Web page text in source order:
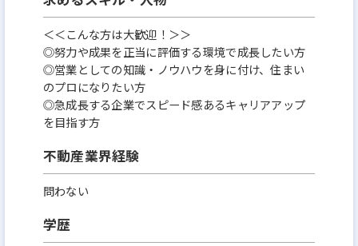
＜＜こんな方は大歓迎！＞＞
◎努力や成果を正当に評価する環境で成長したい方
◎営業としての知識・ノウハウを身に付け、住まい
のプロになりたい方
◎急成長する企業でスピード感あるキャリアアップ
を目指す方
不動産業界経験
問わない
学歴